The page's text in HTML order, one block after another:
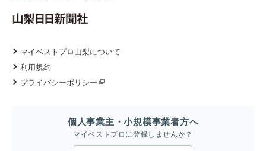
マイベストプロ山梨について
利用規約
プライバシーポリシー
個人事業主・小規模事業者方へ
マイベストプロに登録しませんか？